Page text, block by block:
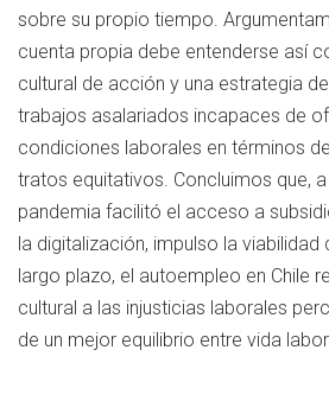
sobre su propio tiempo.
cuenta propia debe entenderse así
cultural de acción y una estrategia
trabajos asalariados incapaces de
condiciones laborales en términos
tratos equitativos. Concluimos que,
pandemia facilitó el acceso a
la digitalización, impulso la
largo plazo, el autoempleo en Chile
cultural a las injusticias laborales
de un mejor equilibrio entre vida